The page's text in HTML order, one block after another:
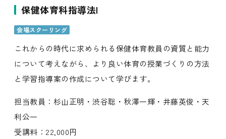
保健体育科指導法I
会場スクーリング
これからの時代に求められる保健体育教員の資質と能力
について考えながら、より良い体育の授業づくりの方法
と学習指導案の作成について学びます。
担当教員：杉山正明・渋谷聡・秋澤一輝・井藤英俊・天
利公一
受講料：22,000円